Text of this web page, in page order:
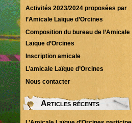
Activités 2023/2024 proposées par
l’Amicale Laïque d’Orcines
Composition du bureau de l’Amicale
Laïque d’Orcines
Inscription amicale
L’amicale Laïque d’Orcines
Nous contacter
Articles récents